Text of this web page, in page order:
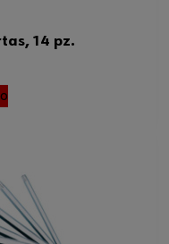
14 pz.